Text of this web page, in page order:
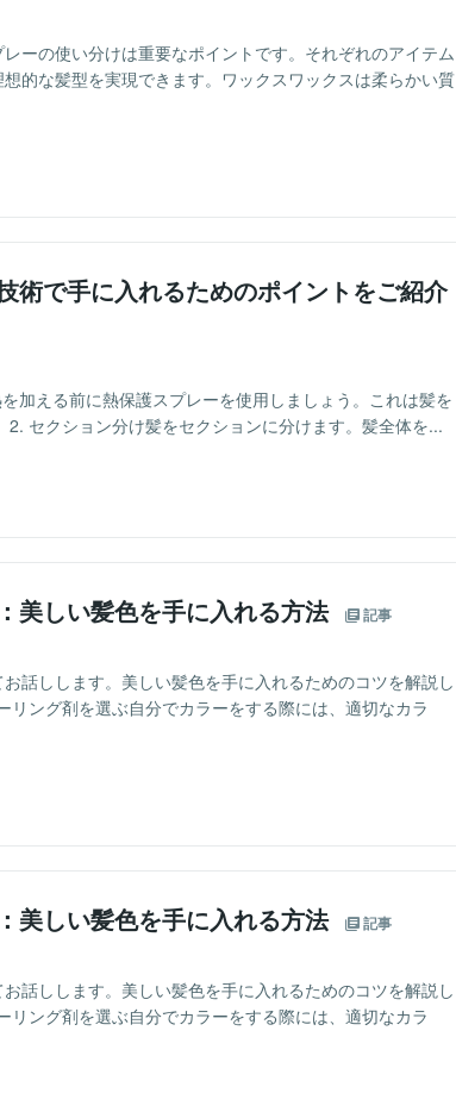
ーの使い分けは重要なポイントです。それぞれのアイテム
的な髪型を実現できます。ワックスワックスは柔らかい質
術で手に入れるためのポイントをご紹介
加える前に熱保護スプレーを使用しましょう。これは髪を
セクション分け髪をセクションに分けます。髪全体を...
美しい髪色を手に入れる方法 記事
話しします。美しい髪色を手に入れるためのコツを解説し
ング剤を選ぶ自分でカラーをする際には、適切なカラ
美しい髪色を手に入れる方法 記事
話しします。美しい髪色を手に入れるためのコツを解説し
ング剤を選ぶ自分でカラーをする際には、適切なカラ